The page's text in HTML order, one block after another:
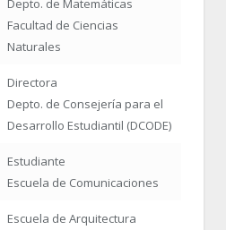
Depto. de Matemáticas
Facultad de Ciencias
Naturales
Directora
Depto. de Consejería para el
Desarrollo Estudiantil (DCODE)
Estudiante
Escuela de Comunicaciones
Escuela de Arquitectura